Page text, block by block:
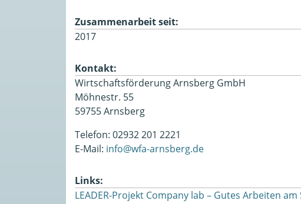
Zusammenarbeit seit:
2017
Kontakt:
Wirtschaftsförderung Arnsberg GmbH
Möhnestr. 55
59755 Arnsberg
Telefon: 02932 201 2221
E-Mail: info@wfa-arnsberg.de
Links:
LEADER-Projekt Company lab – Gutes Arbeiten am